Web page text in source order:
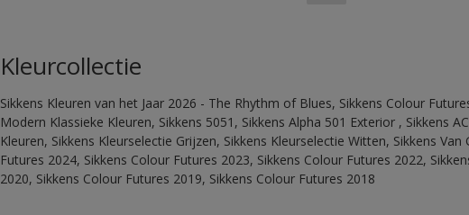
Kleurcollectie
Sikkens Kleuren van het Jaar 2026 - The Rhythm of Blues, Sikkens Colour
Modern Klassieke Kleuren, Sikkens 5051, Sikkens Alpha 501 Exterior , Sikkens
Kleuren, Sikkens Kleurselectie Grijzen, Sikkens Kleurselectie Witten, Sikkens
Futures 2024, Sikkens Colour Futures 2023, Sikkens Colour Futures 2022,
2020, Sikkens Colour Futures 2019, Sikkens Colour Futures 2018